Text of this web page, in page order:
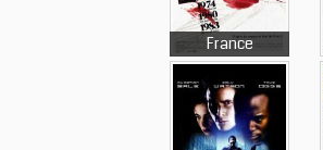
France